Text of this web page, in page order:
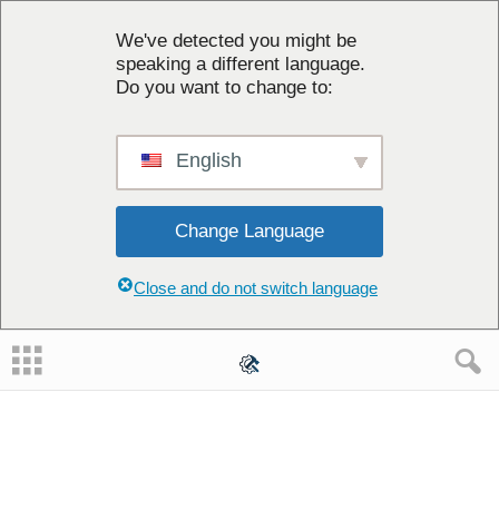
We've detected you might be
speaking a different language.
Do you want to change to:
English
Change Language
Close and do not switch language